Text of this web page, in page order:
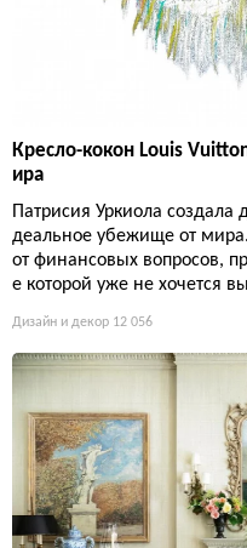
Кресло-кокон Louis
ира
Патрисия Уркиола
деальное убежище от
от финансовых вопросов,
е которой уже не хочется
Дизайн и декор 12 056